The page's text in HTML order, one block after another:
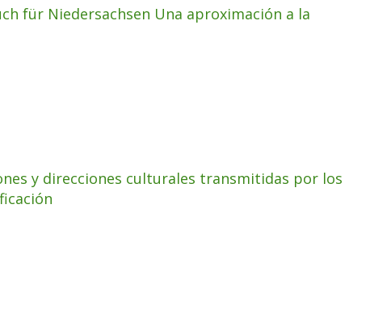
für Niedersachsen Una aproximación a la
y direcciones culturales transmitidas por los